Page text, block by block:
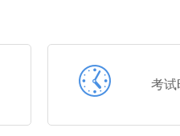
考试